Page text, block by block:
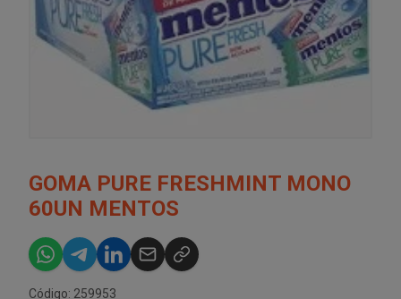
GOMA PURE FRESHMINT MONO
60UN MENTOS
Código: 259953